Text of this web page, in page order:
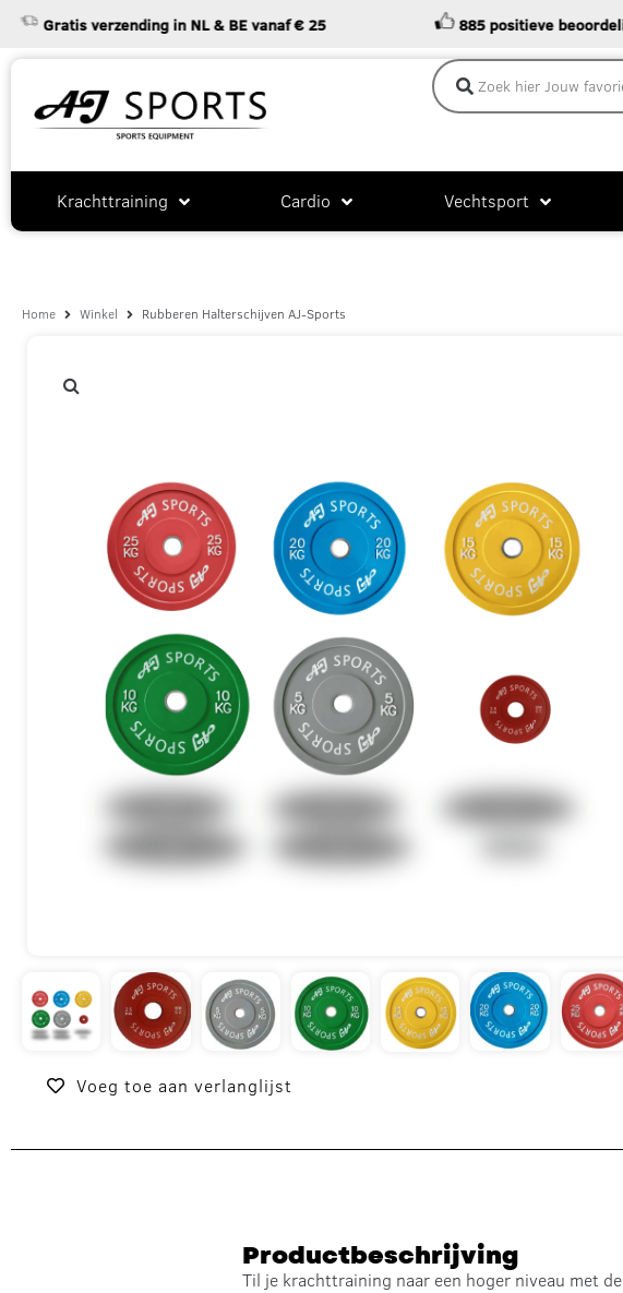
verzending in NL & BE vanaf € 25 885 positieve beoordeling
Krachttraining Cardio Vechtsport
Home Winkel Rubberen Halterschijven AJ-Sports
Voeg toe aan verlanglijst
Productbeschrijving
Til je krachttraining naar een hoger niveau met de